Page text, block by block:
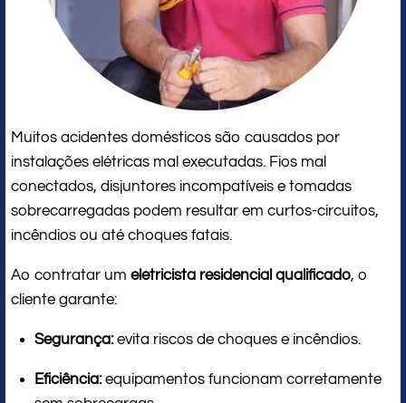
Muitos acidentes domésticos são causados por
instalações elétricas mal executadas. Fios mal
conectados, disjuntores incompatíveis e tomadas
sobrecarregadas podem resultar em curtos-circuitos,
incêndios ou até choques fatais.
Ao contratar um eletricista residencial qualificado, o
cliente garante:
Segurança:evita riscos de choques e incêndios.
Eficiência:equipamentos funcionam corretamente